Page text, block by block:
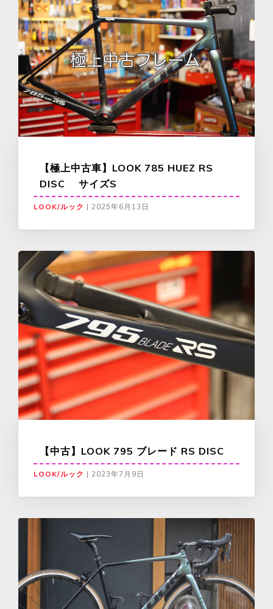
【極上中古車】LOOK 785 HUEZ RS
DISC サイズS
LOOK/ルック | 2025年6月13日
【中古】LOOK 795 ブレード RS DISC
LOOK/ルック | 2023年7月9日